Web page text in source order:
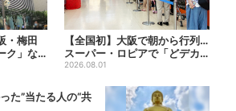
・梅田
ク」な
ラン...
【全国初】大阪で朝から行列…
スーパー・ロピアで「どデカ
抽選会」、開始30分で“1...
2026.08.01
た”当たる人の“共